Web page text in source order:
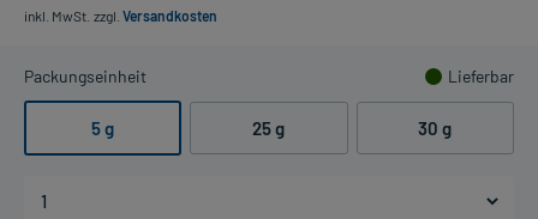
inkl. MwSt. zzgl. Versandkosten
Packungseinheit Lieferbar
5 g 25 g 30 g